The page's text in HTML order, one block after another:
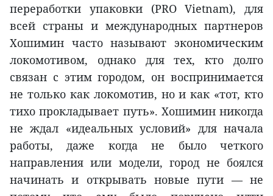
переработки упаковки (PRO Vietnam), для
всей страны и международных партнеров
Хошимин часто называют экономическим
локомотивом, однако для тех, кто долго
связан с этим городом, он воспринимается
не только как локомотив, но и как «тот, кто
тихо прокладывает путь». Хошимин никогда
не ждал «идеальных условий» для начала
работы, даже когда не было четкого
направления или модели, город не боялся
начинать и открывать новые пути — не